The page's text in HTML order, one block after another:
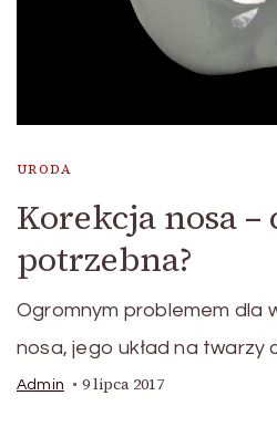
URODA
Korekcja nosa –
potrzebna?
Ogromnym problemem dla
nosa, jego układ na twarzy
Admin 9 lipca 2017